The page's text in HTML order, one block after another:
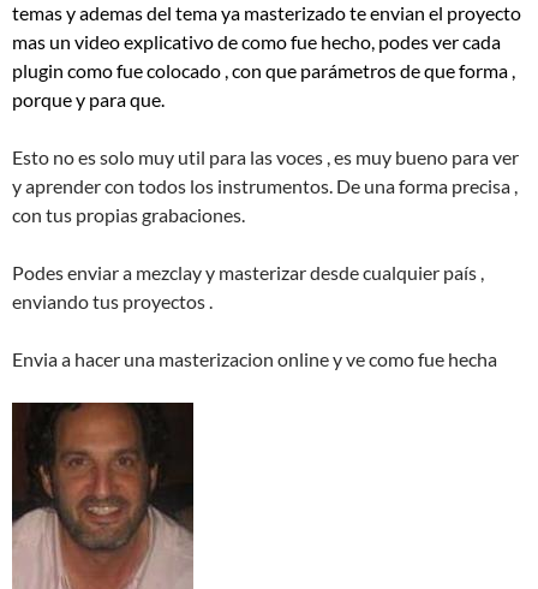
temas y ademas del tema ya masterizado te envian el proyecto
mas un video explicativo de como fue hecho, podes ver cada
plugin como fue colocado , con que parámetros de que forma ,
porque y para que.
Esto no es solo muy util para las voces , es muy bueno para ver
y aprender con todos los instrumentos. De una forma precisa ,
con tus propias grabaciones.
Podes enviar a mezclay y masterizar desde cualquier país ,
enviando tus proyectos .
Envia a hacer una masterizacion online y ve como fue hecha